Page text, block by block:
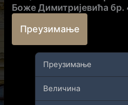
Преузимање
Преузимање
Величина
Боже Димитријевића бр.